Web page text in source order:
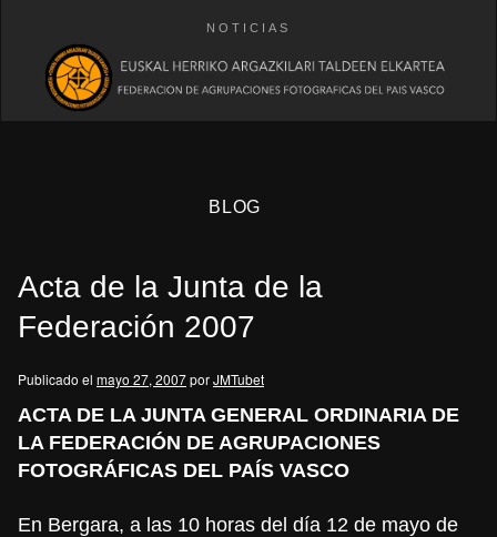
NOTICIAS
BLOG
Acta de la Junta de la
Federación 2007
Publicado el mayo 27, 2007porJMTubet
ACTA DE LA JUNTA GENERAL ORDINARIA DE
LA FEDERACIÓN DE AGRUPACIONES
FOTOGRÁFICAS DEL PAÍS VASCO
En Bergara, a las 10 horas del día 12 de mayo de